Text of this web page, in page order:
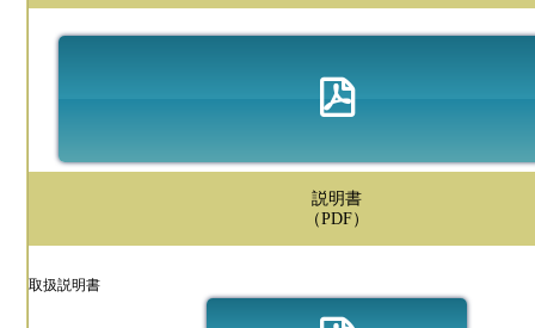
説明書
（PDF）
取扱説明書